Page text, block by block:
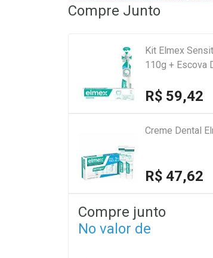
Compre Junto
Kit Elmex
110g + Escova
R$ 59,42
Creme Dental
R$ 47,62
Compre junto
No valor de